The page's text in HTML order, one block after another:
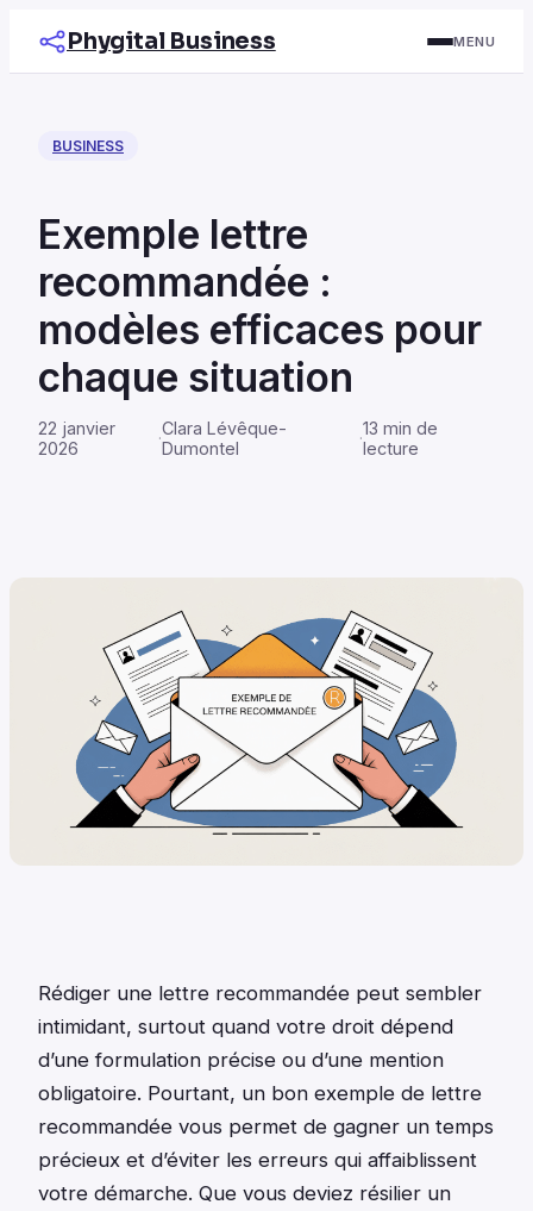
Phygital Business MENU
BUSINESS
Exemple lettre
recommandée :
modèles efficaces pour
chaque situation
22 janvier
2026
·Clara Lévêque-
Dumontel
·13 min de
lecture
Rédiger une lettre recommandée peut sembler
intimidant, surtout quand votre droit dépend
d’une formulation précise ou d’une mention
obligatoire. Pourtant, un bon exemple de lettre
recommandée vous permet de gagner un temps
précieux et d’éviter les erreurs qui affaiblissent
votre démarche. Que vous deviez résilier un